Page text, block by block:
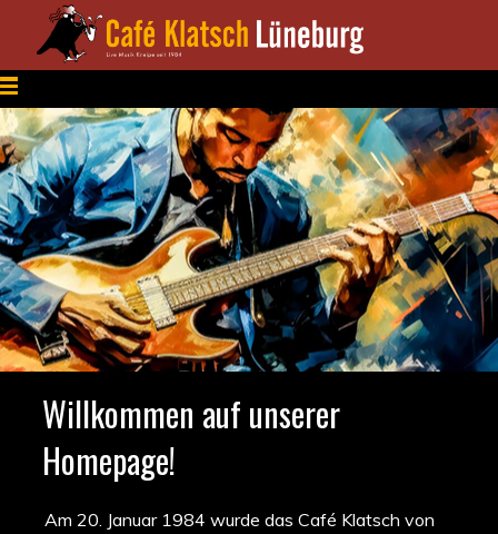
Willkommen auf unserer
Homepage!
Am 20. Januar 1984 wurde das Café Klatsch von